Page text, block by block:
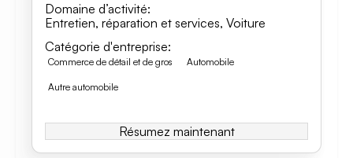
Domaine d’activité:
Entretien, réparation et services, Voiture
Catégorie d'entreprise:
Commerce de détail et de gros Automobile
Autre automobile
Résumez maintenant